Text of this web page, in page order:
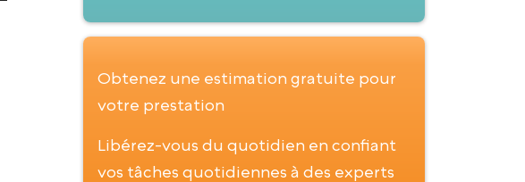
Obtenez une estimation gratuite pour
votre prestation
Libérez-vous du quotidien en confiant
vos tâches quotidiennes à des experts